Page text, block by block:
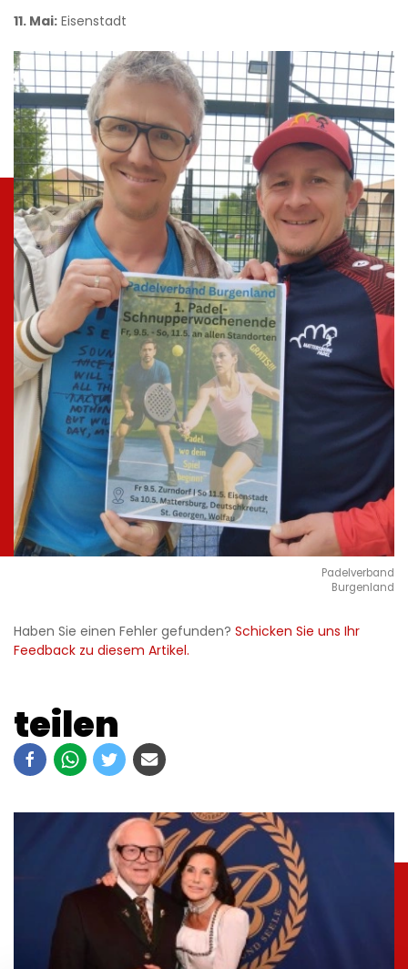
11. Mai: Eisenstadt
Padelverband
Burgenland
Haben Sie einen Fehler gefunden? Schicken Sie uns Ihr
Feedback zu diesem Artikel.
teilen